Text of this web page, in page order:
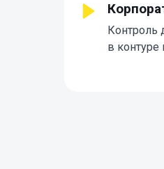
Контроль
в контуре